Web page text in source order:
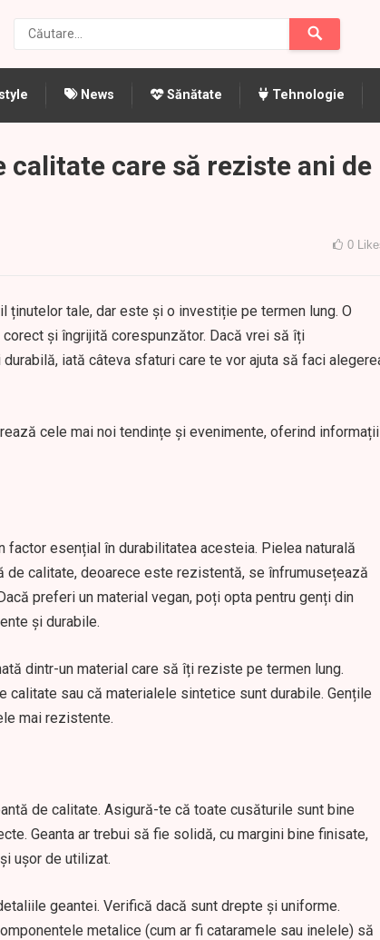
News Sănătate Tehnologie
calitate care să reziste ani de
0
ținutelor tale, dar este și o investiție pe termen lung. O
și îngrijită corespunzător. Dacă vrei să îți
iată câteva sfaturi care te vor ajuta să faci
cele mai noi tendințe și evenimente, oferind informații
esențial în durabilitatea acesteia. Pielea naturală
de calitate, deoarece este rezistentă, se înfrumusețează
preferi un material vegan, poți opta pentru genți din
și durabile.
dintr-un material care să îți reziste pe termen lung.
sau că materialele sintetice sunt durabile. Gențile
mai rezistente.
de calitate. Asigură-te că toate cusăturile sunt bine
Geanta ar trebui să fie solidă, cu margini bine finisate,
ușor de utilizat.
geantei. Verifică dacă sunt drepte și uniforme.
metalice (cum ar fi cataramele sau inelele) să